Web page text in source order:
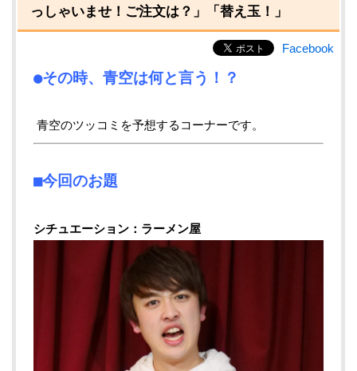
っしゃいませ！ご注文は？」「替え玉！」
Facebook
●その時、青空は何と言う！？
青空のツッコミを予想するコーナーです。
■今回のお題
シチュエーション：ラーメン屋